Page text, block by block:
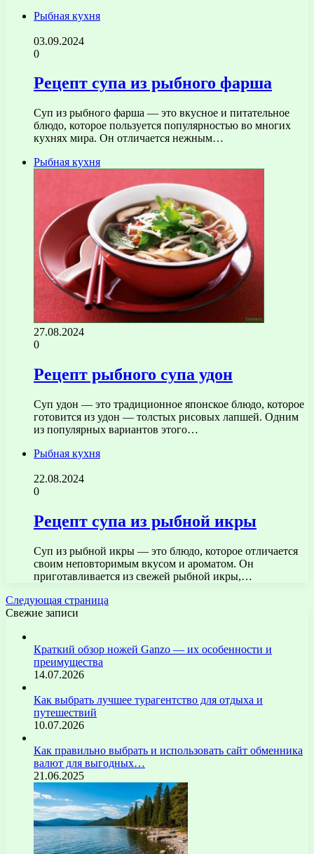
Рыбная кухня
03.09.2024
0
Рецепт супа из рыбного фарша
Суп из рыбного фарша — это вкусное и питательное
блюдо, которое пользуется популярностью во многих
кухнях мира. Он отличается нежным…
Рыбная кухня
27.08.2024
0
Рецепт рыбного супа удон
Суп удон — это традиционное японское блюдо, которое
готовится из удон — толстых рисовых лапшей. Одним
из популярных вариантов этого…
Рыбная кухня
22.08.2024
0
Рецепт супа из рыбной икры
Суп из рыбной икры — это блюдо, которое отличается
своим неповторимым вкусом и ароматом. Он
приготавливается из свежей рыбной икры,…
Следующая страница
Свежие записи
Краткий обзор ножей Ganzo — их особенности и
преимущества
14.07.2026
Как выбрать лучшее турагентство для отдыха и
путешествий
10.07.2026
Как правильно выбрать и использовать сайт обменника
валют для выгодных…
21.06.2025